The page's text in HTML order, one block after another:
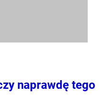
naprawdę tego